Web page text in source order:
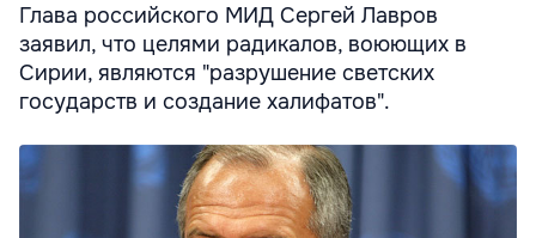
Глава российского МИД Сергей Лавров
заявил, что целями радикалов, воюющих в
Сирии, являются "разрушение светских
государств и создание халифатов".